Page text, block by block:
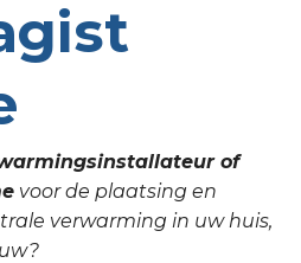
of
voor de plaatsing en
verwarming in uw huis,